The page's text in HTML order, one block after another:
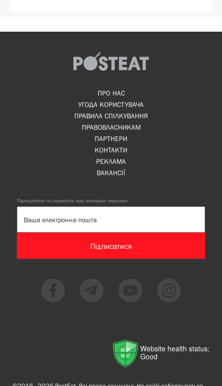
ПРО НАС
УГОДА КОРИСТУВАЧА
ПРАВИЛА СПІЛКУВАННЯ
ПРАВОВЛАСНИКАМ
ПАРТНЕРИ
КОНТАКТИ
РЕКЛАМА
ВАКАНСІЇ
Підписуйтеся та отримуйте нові матеріали першими
Підписатися
Website health status:
Good